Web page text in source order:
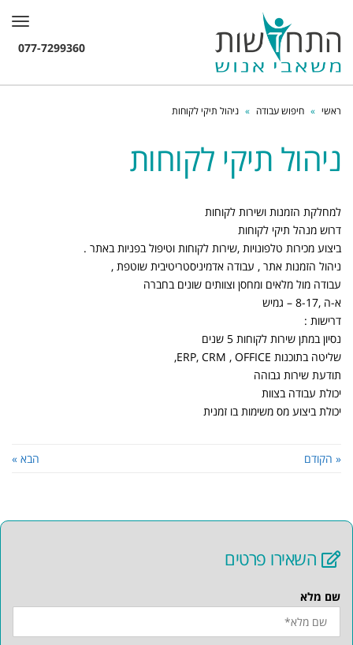
ראשי » חיפוש עבודה » ניהול תיקי לקוחות
ניהול תיקי לקוחות
למחלקת הזמנות ושירות לקוחות
דרוש מנהל תיקי לקוחות
ביצוע מכירות טלפונויות ,שירות לקוחות וטיפול בפניות באתר .
ניהול הזמנות אתר , עבודה אדמיניסטריטיבית שוטפת ,
עבודה מול מלאים ומחסן וצוותים שונים בחברה
א-ה ,8-17 – גמיש
דרישות :
נסיון במתן שירות לקוחות 5 שנים
שליטה בתוכנות ERP, CRM , OFFICE,
תודעת שירות גבוהה
יכולת עבודה בצוות
יכולת ביצוע מס משימות בו זמנית
« הקודם הבא »
השאירו פרטים
שם מלא